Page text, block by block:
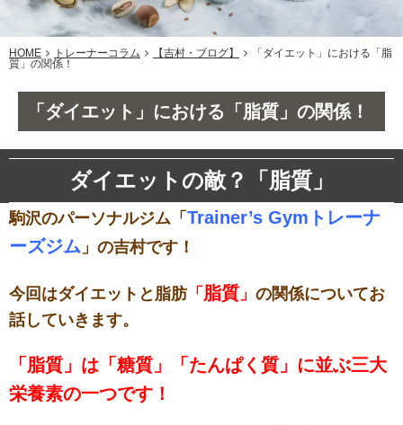
HOME トレーナーコラム 【吉村・ブログ】
「ダイエット」における「脂
質」の関係！
「ダイエット」における「脂質」の関係！
ダイエットの敵？「脂質」
駒沢のパーソナルジム「 Trainer’s Gymトレーナ
ーズジム 」の吉村です！
今回はダイエットと脂肪「 脂質 」 の関係についてお
話していきます。
「脂質」は「糖質」「たんぱく質」に並ぶ三大
栄養素の一つです！